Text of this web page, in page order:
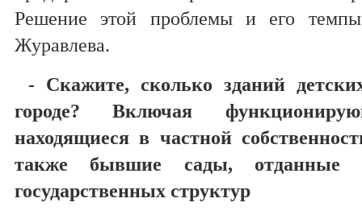
Решение этой проблемы и его
Журавлева.
- Скажите, сколько зданий
городе? Включая
находящиеся в частной
также бывшие сады, отданные
государственных структур